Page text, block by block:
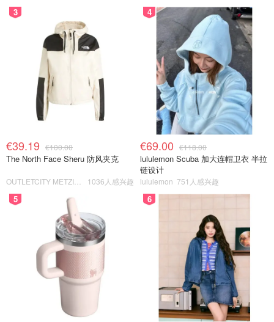
3
€39.19 €100.00
The North Face Sheru 防风夹克
1036人感兴趣
4
€69.00 €118.00
lululemon Scuba 加大连帽卫衣 半拉
链设计
lululemon 751人感兴趣
5 6